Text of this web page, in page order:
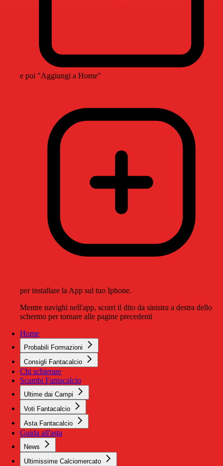
e poi "Aggiungi a Home"
per installare la App sul tuo Iphone.
Mentre navighi nell'app, scorri il dito da sinistra a destra dello
schermo per tornare alle pagine precedenti
Home
Probabili Formazioni
Consigli Fantacalcio
Chi schierare
Scambi Fantacalcio
Ultime dai Campi
Voti Fantacalcio
Asta Fantacalcio
Guida all'asta
News
Ultimissime Calciomercato